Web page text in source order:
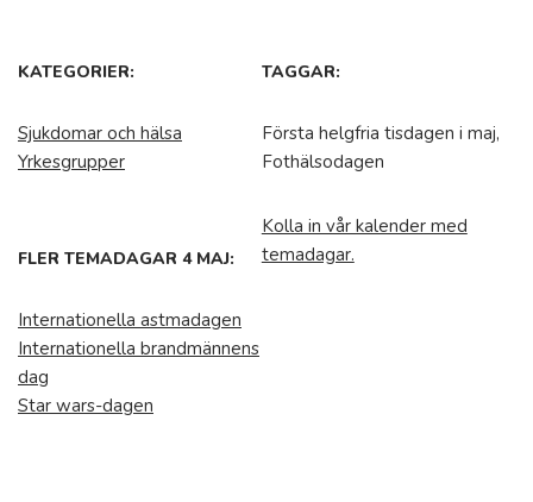
KATEGORIER:
Sjukdomar och hälsa
Yrkesgrupper
TAGGAR:
Första helgfria tisdagen i maj,
Fothälsodagen
FLER TEMADAGAR 4 MAJ:
Internationella astmadagen
Internationella brandmännens
dag
Star wars-dagen
Kolla in vår kalender med
temadagar.